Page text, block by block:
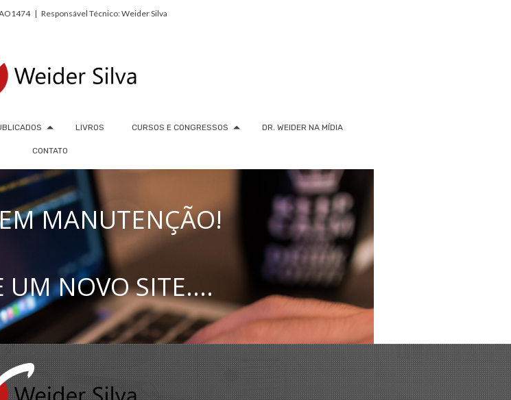
| Responsável Técnico: Weider Silva
LIVROS CURSOS E CONGRESSOS DR. WEIDER NA MÍDIA
CONTATO
MANUTENÇÃO!
UM NOVO SITE....